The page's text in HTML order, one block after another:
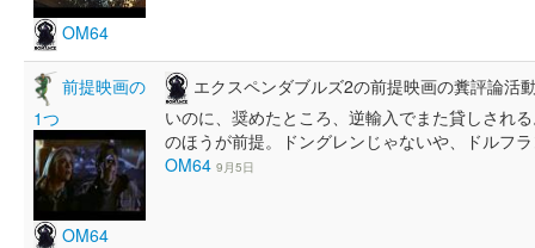
OM64
前提映画の
1つ
OM64
エクスペンダブルズ2の前提映画の糞評論活
いのに、奨めたところ、逆輸入でまた貸しされ
のほうが前提。ドングレンじゃないや、ドルフ
OM64 9月5日